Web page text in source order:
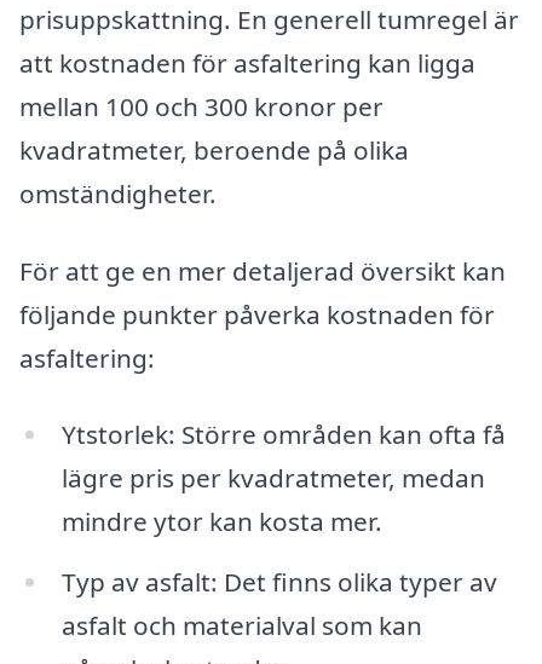
prisuppskattning. En generell tumregel är
att kostnaden för asfaltering kan ligga
mellan 100 och 300 kronor per
kvadratmeter, beroende på olika
omständigheter.
För att ge en mer detaljerad översikt kan
följande punkter påverka kostnaden för
asfaltering:
Ytstorlek: Större områden kan ofta få
lägre pris per kvadratmeter, medan
mindre ytor kan kosta mer.
Typ av asfalt: Det finns olika typer av
asfalt och materialval som kan